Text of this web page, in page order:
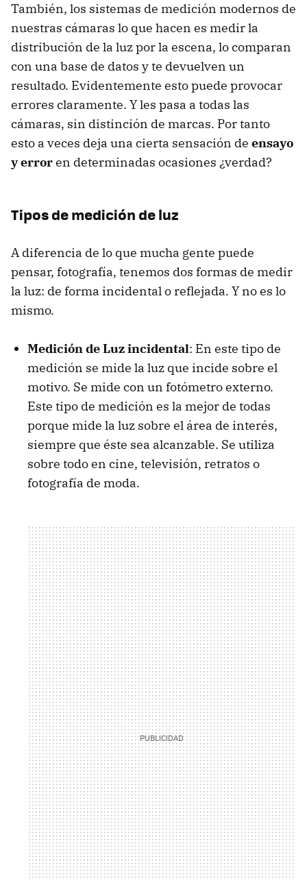
También, los sistemas de medición modernos de
nuestras cámaras lo que hacen es medir la
distribución de la luz por la escena, lo comparan
con una base de datos y te devuelven un
resultado. Evidentemente esto puede provocar
errores claramente. Y les pasa a todas las
cámaras, sin distinción de marcas. Por tanto
esto a veces deja una cierta sensación de ensayo
y erroren determinadas ocasiones ¿verdad?
Tipos de medición de luz
A diferencia de lo que mucha gente puede
pensar, fotografía, tenemos dos formas de medir
la luz: de forma incidental o reflejada. Y no es lo
mismo.
Medición de Luz incidental: En este tipo de
medición se mide la luz que incide sobre el
motivo. Se mide con un fotómetro externo.
Este tipo de medición es la mejor de todas
porque mide la luz sobre el área de interés,
siempre que éste sea alcanzable. Se utiliza
sobre todo en cine, televisión, retratos o
fotografía de moda.